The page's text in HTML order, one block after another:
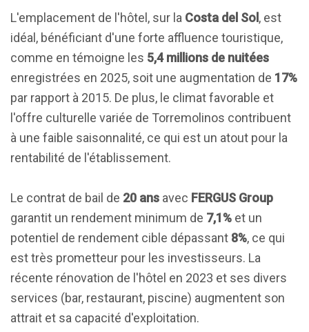
L'emplacement de l'hôtel, sur la Costa del Sol , est
idéal, bénéficiant d'une forte affluence touristique,
comme en témoigne les 5,4 millions de nuitées
enregistrées en 2025, soit une augmentation de 17%
par rapport à 2015. De plus, le climat favorable et
l'offre culturelle variée de Torremolinos contribuent
à une faible saisonnalité, ce qui est un atout pour la
rentabilité de l'établissement.
Le contrat de bail de 20 ans avec FERGUS Group
garantit un rendement minimum de 7,1% et un
potentiel de rendement cible dépassant 8%, ce qui
est très prometteur pour les investisseurs. La
récente rénovation de l'hôtel en 2023 et ses divers
services (bar, restaurant, piscine) augmentent son
attrait et sa capacité d'exploitation.